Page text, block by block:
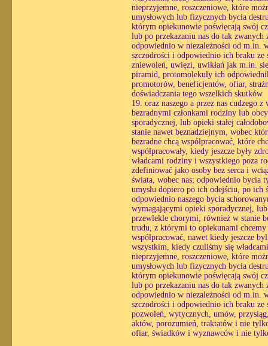
nieprzyjemne, roszczeniowe, które
umysłowych lub fizycznych bycia
którym opiekunowie poświęcają swój
lub po przekazaniu nas do tak
odpowiednio w niezależności od m.in.
szczodrości i odpowiednio ich braku
zniewoleń, uwięzi, uwikłań jak m.in.
piramid, protomolekuły ich
promotorów, beneficjentów, ofiar,
doświadczania tego wszelkich skutków
19. oraz naszego a przez nas cudzego
bezradnymi członkami rodziny lub
sporadycznej, lub opieki stałej
stanie nawet beznadziejnym, wobec
bezradne chcą współpracować, które
współpracowały, kiedy jeszcze były
władcami rodziny i wszystkiego poza
zdefiniować jako osoby bez serca i
świata, wobec nas; odpowiednio bycia
umysłu dopiero po ich odejściu, po ich
odpowiednio naszego bycia
wymagającymi opieki sporadycznej,
przewlekle chorymi, również w stanie
trudu, z którymi to opiekunami
współpracować, nawet kiedy jeszcze
wszystkim, kiedy czuliśmy się
nieprzyjemne, roszczeniowe, które
umysłowych lub fizycznych bycia
którym opiekunowie poświęcają swój
lub po przekazaniu nas do tak
odpowiednio w niezależności od m.in.
szczodrości i odpowiednio ich braku
pozwoleń, wytycznych, umów,
aktów, porozumień, traktatów i nie
ofiar, świadków i wyznawców i nie